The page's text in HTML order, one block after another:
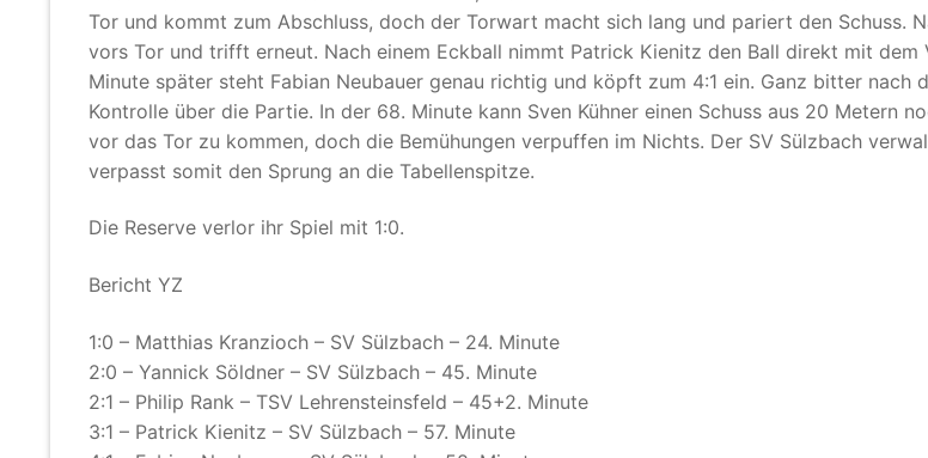
Tor und kommt zum Abschluss, doch der Torwart macht sich lang und pariert den Schuss.
vors Tor und trifft erneut. Nach einem Eckball nimmt Patrick Kienitz den Ball direkt mit dem
Minute später steht Fabian Neubauer genau richtig und köpft zum 4:1 ein. Ganz bitter nach
Kontrolle über die Partie. In der 68. Minute kann Sven Kühner einen Schuss aus 20 Metern
vor das Tor zu kommen, doch die Bemühungen verpuffen im Nichts. Der SV Sülzbach
verpasst somit den Sprung an die Tabellenspitze.
Die Reserve verlor ihr Spiel mit 1:0.
Bericht YZ
1:0 – Matthias Kranzioch – SV Sülzbach – 24. Minute
2:0 – Yannick Söldner – SV Sülzbach – 45. Minute
2:1 – Philip Rank – TSV Lehrensteinsfeld – 45+2. Minute
3:1 – Patrick Kienitz – SV Sülzbach – 57. Minute